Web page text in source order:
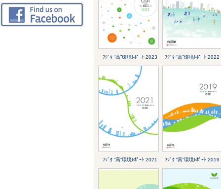
ﾌｼﾞﾀ “高”環境ﾚﾎﾟｰﾄ 2023 ﾌｼﾞﾀ “高”環境ﾚﾎﾟｰﾄ 2022
ﾌｼﾞﾀ “高”環境ﾚﾎﾟｰﾄ 2021 ﾌｼﾞﾀ “高”環境ﾚﾎﾟｰﾄ 2019